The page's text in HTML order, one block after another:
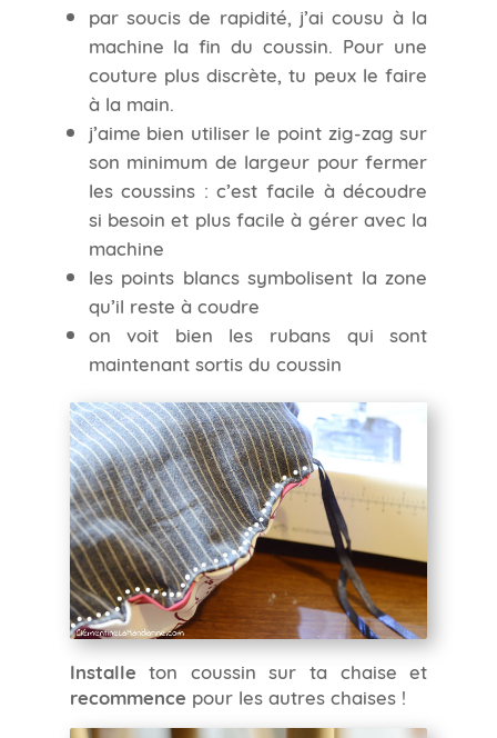
par soucis de rapidité, j’ai cousu à la
machine la fin du coussin. Pour une
couture plus discrète, tu peux le faire
à la main.
j’aime bien utiliser le point zig-zag sur
son minimum de largeur pour fermer
les coussins : c’est facile à découdre
si besoin et plus facile à gérer avec la
machine
les points blancs symbolisent la zone
qu’il reste à coudre
on voit bien les rubans qui sont
maintenant sortis du coussin
Installe ton coussin sur ta chaise et
recommence pour les autres chaises !